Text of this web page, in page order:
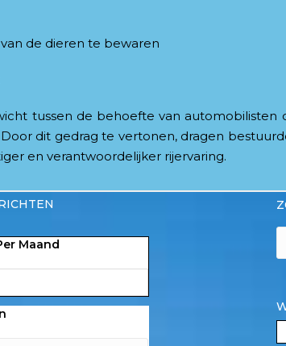
de dieren te bewaren
tussen de behoefte van automobilisten
dit gedrag te vertonen, dragen
en verantwoordelijker rijervaring.
Maand